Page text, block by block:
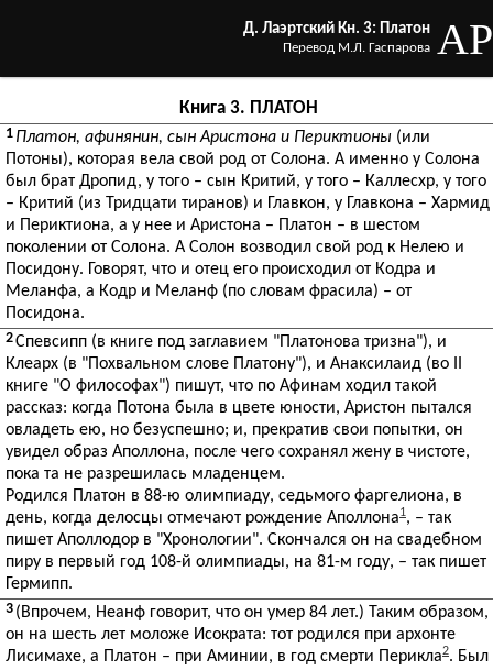
Д. Лаэртский Кн. 3: Платон
Перевод М.Л. Гаспарова AP
Книга 3. ПЛАТОН
1 Платон, афинянин, сын Аристона и Периктионы (или
Потоны), которая вела свой род от Солона. А именно у Солона
был брат Дропид, у того – сын Критий, у того – Каллесхр, у того
– Критий (из Тридцати тиранов) и Главкон, у Главкона – Хармид
и Периктиона, а у нее и Аристона – Платон – в шестом
поколении от Солона. А Солон возводил свой род к Нелею и
Посидону. Говорят, что и отец его происходил от Кодра и
Меланфа, а Кодр и Меланф (по словам фрасила) – от
Посидона.
2Спевсипп (в книге под заглавием "Платонова тризна"), и
Клеарх (в "Похвальном слове Платону"), и Анаксилаид (во II
книге "О философах") пишут, что по Афинам ходил такой
рассказ: когда Потона была в цвете юности, Аристон пытался
овладеть ею, но безуспешно; и, прекратив свои попытки, он
увидел образ Аполлона, после чего сохранял жену в чистоте,
пока та не разрешилась младенцем.
Родился Платон в 88-ю олимпиаду, седьмого фаргелиона, в
день, когда делосцы отмечают рождение Аполлона1, – так
пишет Аполлодор в "Хронологии". Скончался он на свадебном
пиру в первый год 108-й олимпиады, на 81-м году, – так пишет
Гермипп.
3 (Впрочем, Неанф говорит, что он умер 84 лет.) Таким образом,
он на шесть лет моложе Исократа: тот родился при архонте
Лисимахе, а Платон – при Аминии, в год смерти Перикла2. Был